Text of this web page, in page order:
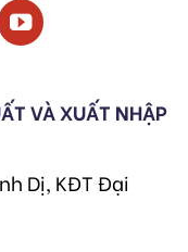
VÀ XUẤT NHẬP
Dị, KĐT Đại